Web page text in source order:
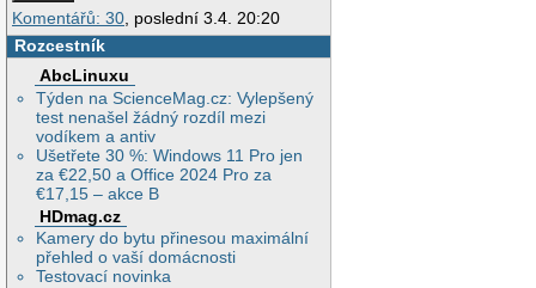
Komentářů: 30, poslední 3.4. 20:20
Rozcestník
AbcLinuxu
Týden na ScienceMag.cz: Vylepšený
test nenašel žádný rozdíl mezi
vodíkem a antiv
Ušetřete 30 %: Windows 11 Pro jen
za €22,50 a Office 2024 Pro za
€17,15 – akce B
HDmag.cz
Kamery do bytu přinesou maximální
přehled o vaší domácnosti
Testovací novinka